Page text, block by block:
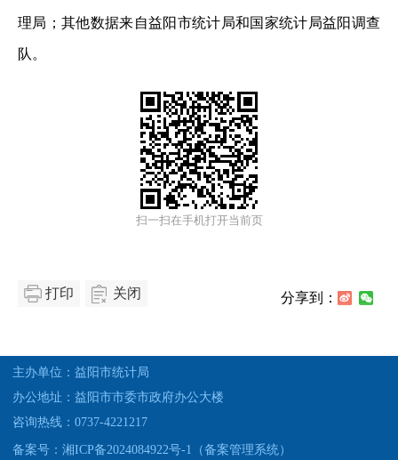
理局；其他数据来自益阳市统计局和国家统计局益阳调查
队。
扫一扫在手机打开当前页
打印 关闭 分享到：
主办单位：益阳市统计局
办公地址：益阳市市委市政府办公大楼
咨询热线：0737-4221217
备案号：湘ICP备2024084922号-1（备案管理系统）